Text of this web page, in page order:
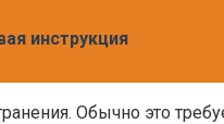
инструкция
Обычно это